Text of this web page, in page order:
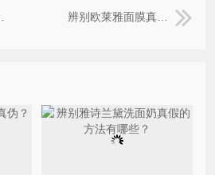
辨别欧莱雅面膜真假的方法有哪些？